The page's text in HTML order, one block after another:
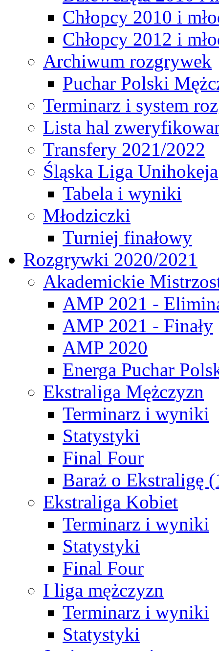
Chłopcy 2010 i
Chłopcy 2012 i
Archiwum rozgrywek
Puchar Polski
Terminarz i system
Lista hal
Transfery 2021/2022
Śląska Liga Unihokeja
Tabela i wyniki
Młodziczki
Turniej finałowy
Rozgrywki 2020/2021
Akademickie
AMP 2021 -
AMP 2021 - Finały
AMP 2020
Energa Puchar
Ekstraliga Mężczyzn
Terminarz i wyniki
Statystyki
Final Four
Baraż o Ekstraligę
Ekstraliga Kobiet
Terminarz i wyniki
Statystyki
Final Four
I liga mężczyzn
Terminarz i wyniki
Statystyki